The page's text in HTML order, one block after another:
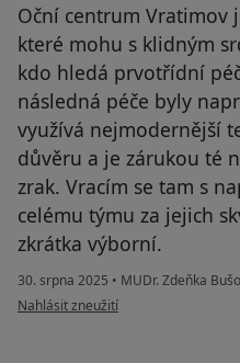
Oční centrum Vratimov
které mohu s klidným
kdo hledá prvotřídní
následná péče byly
využívá nejmodernější
důvěru a je zárukou té
zrak. Vracím se tam s
celému týmu za jejich
zkrátka výborní.
30. srpna 2025 • MUDr. Zdeňka
podle názoru uživatele Eliška
Nahlásit zneužití